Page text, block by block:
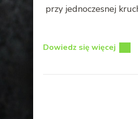
przy jednoczesnej
Dowiedz się więcej